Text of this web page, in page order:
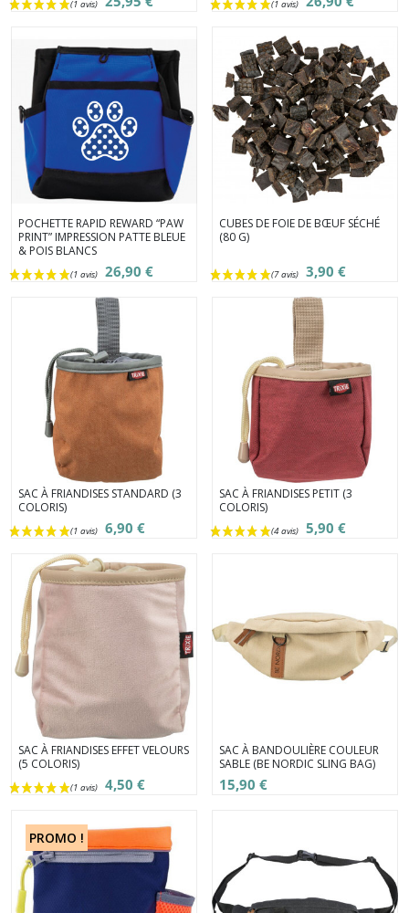
POCHETTE RAPID REWARD “PAW
PRINT” IMPRESSION PATTE BLEUE
& POIS BLANCS
26,90 €
CUBES DE FOIE DE BŒUF SÉCHÉ
(80 G)
3,90 €
SAC À FRIANDISES STANDARD (3
COLORIS)
6,90 €
SAC À FRIANDISES PETIT (3
COLORIS)
5,90 €
SAC À FRIANDISES EFFET VELOURS
(5 COLORIS)
4,50 €
SAC À BANDOULIÈRE COULEUR
SABLE (BE NORDIC SLING BAG)
15,90 €
PROMO !